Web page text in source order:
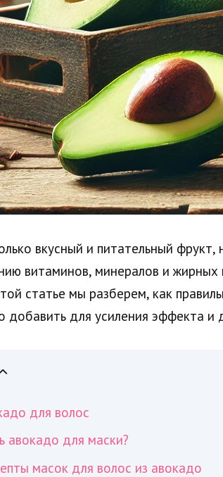
вкусный и питательный
витаминов, минералов и жирных
статье мы разберем, как
для усиления эффекта и
для волос
авокадо для маски?
масок для волос из авокадо